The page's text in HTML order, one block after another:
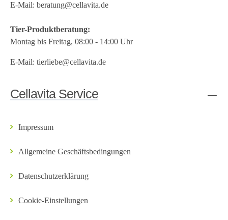
E-Mail: beratung@cellavita.de
Tier-Produktberatung:
Montag bis Freitag, 08:00 - 14:00 Uhr
E-Mail: tierliebe@cellavita.de
Cellavita Service
Impressum
Allgemeine Geschäftsbedingungen
Datenschutzerklärung
Cookie-Einstellungen